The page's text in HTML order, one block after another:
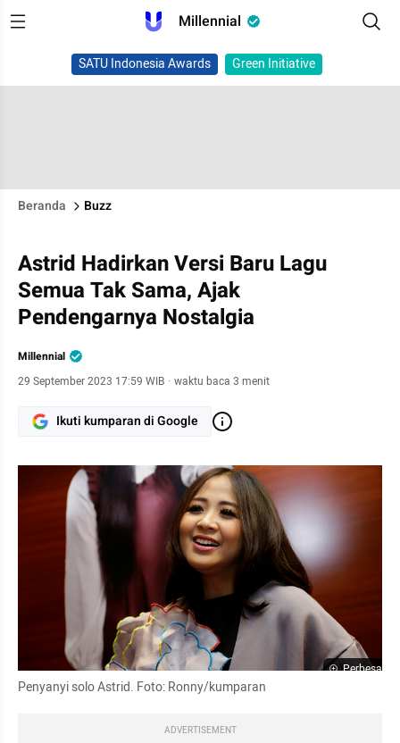
Millennial
SATU Indonesia Awards Green Initiative
Beranda Buzz
Astrid Hadirkan Versi Baru Lagu
Semua Tak Sama, Ajak
Pendengarnya Nostalgia
Millennial
29 September 2023 17:59 WIB · waktu baca 3 menit
Ikuti kumparan di Google
Perbesar
Penyanyi solo Astrid. Foto: Ronny/kumparan
ADVERTISEMENT